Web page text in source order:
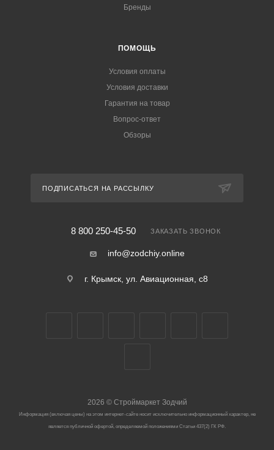
Бренды
ПОМОЩЬ
Условия оплаты
Условия доставки
Гарантия на товар
Вопрос-ответ
Обзоры
ПОДПИСАТЬСЯ НА РАССЫЛКУ
8 800 250-45-50 ЗАКАЗАТЬ ЗВОНОК
info@zodchiy.online
г. Крымск, ул. Авиационная, с8
2026 ©Строймаркет Зодчий
Информация (включая цены) на этом интернет-сайте носит исключительно информационный характер, не
является публичной офертой, определяемой положениями Статьи 437(2) ГК РФ.